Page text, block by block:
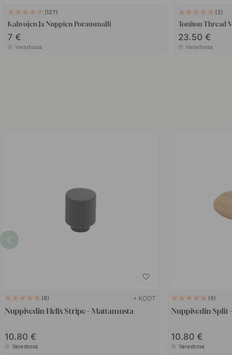
127
Kahvojen Ja Nuppien Porausmalli
7 €
Varastossa
2
Toniton Thread
23.50 €
Varastossa
8 + KOOT
Nuppivedin Helix Stripe - Mattamusta
10.80
Varastossa
9
Nuppivedin Split
10.80
Varastossa